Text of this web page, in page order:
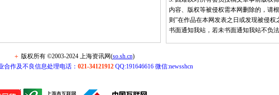
内容、版权等被侵权需本网删除的，请
则”在作品在本网发表之日或发现被侵权
书面通知我站，若未书面通知我站不负法
＋ 版权所有 ©2003-2024 上海资讯网(so.sh.cn)
合作及不良信息处理电话： 021-34121912QQ:191646616 微信:newsshcn